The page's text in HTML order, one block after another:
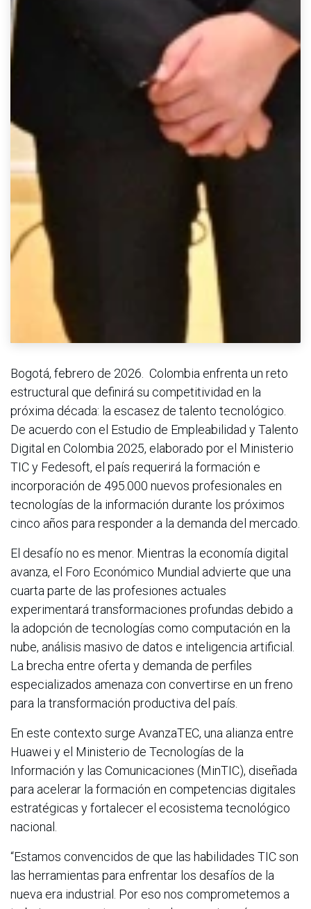
Bogotá, febrero de 2026. Colombia enfrenta un reto
estructural que definirá su competitividad en la
próxima década: la escasez de talento tecnológico.
De acuerdo con el Estudio de Empleabilidad y Talento
Digital en Colombia 2025, elaborado por el Ministerio
TIC y Fedesoft, el país requerirá la formación e
incorporación de 495.000 nuevos profesionales en
tecnologías de la información durante los próximos
cinco años para responder a la demanda del mercado.
El desafío no es menor. Mientras la economía digital
avanza, el Foro Económico Mundial advierte que una
cuarta parte de las profesiones actuales
experimentará transformaciones profundas debido a
la adopción de tecnologías como computación en la
nube, análisis masivo de datos e inteligencia artificial.
La brecha entre oferta y demanda de perfiles
especializados amenaza con convertirse en un freno
para la transformación productiva del país.
En este contexto surge AvanzaTEC, una alianza entre
Huawei y el Ministerio de Tecnologías de la
Información y las Comunicaciones (MinTIC), diseñada
para acelerar la formación en competencias digitales
estratégicas y fortalecer el ecosistema tecnológico
nacional.
“Estamos convencidos de que las habilidades TIC son
las herramientas para enfrentar los desafíos de la
nueva era industrial. Por eso nos comprometemos a